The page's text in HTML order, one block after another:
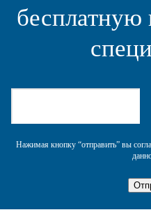
бесплатную
Нажимая кнопку “отправить” вы